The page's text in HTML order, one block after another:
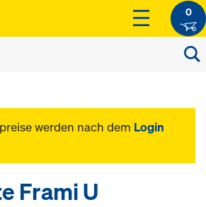
0
werden nach dem Login
Frami U